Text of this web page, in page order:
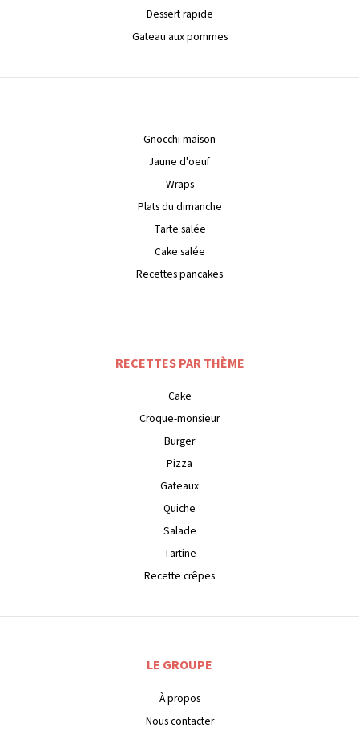
Dessert rapide
Gateau aux pommes
Gnocchi maison
Jaune d'oeuf
Wraps
Plats du dimanche
Tarte salée
Cake salée
Recettes pancakes
RECETTES PAR THÈME
Cake
Croque-monsieur
Burger
Pizza
Gateaux
Quiche
Salade
Tartine
Recette crêpes
LE GROUPE
À propos
Nous contacter